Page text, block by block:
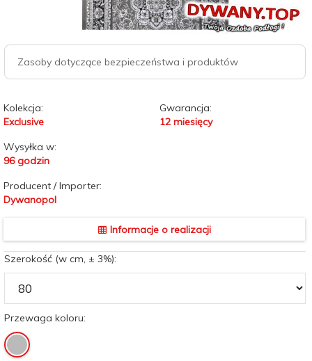
Zasoby dotyczące bezpieczeństwa i produktów
Kolekcja:
Exclusive
Gwarancja:
12 miesięcy
Wysyłka w:
96 godzin
Producent / Importer:
Dywanopol
Informacje o realizacji
Szerokość (w cm, ± 3%):
Przewaga koloru: